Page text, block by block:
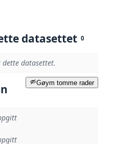
datasettet 0
datasettet.
Gøym tomme rader